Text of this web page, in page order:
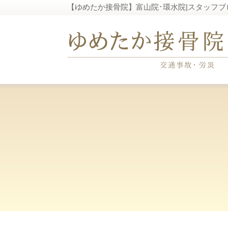
【ゆめたか接骨院】富山院･環水院|スタッフブ